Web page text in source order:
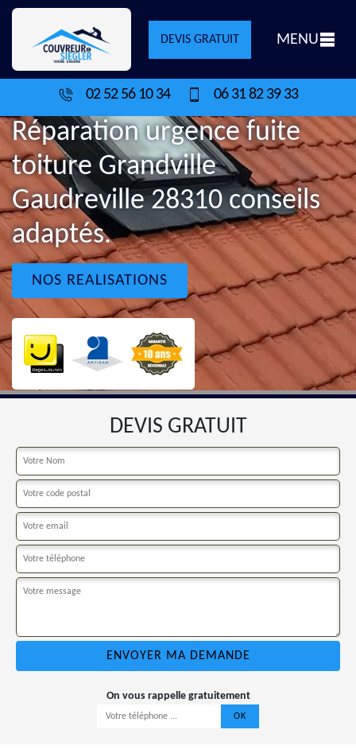
DEVIS GRATUIT MENU
02 52 56 10 34 06 31 82 39 33
Réparation urgence fuite
toiture Grandville
Gaudreville 28310 conseils
adaptés.
NOS REALISATIONS
DEVIS GRATUIT
On vous rappelle gratuitement